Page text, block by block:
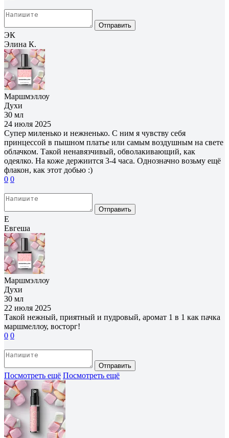
Отправить
ЭК
Элина К.
Маршмэллоу
Духи
30 мл
24 июля 2025
Супер миленько и нежненько. С ним я чувству себя
принцессой в пышном платье или самым воздушным на свете
облачком. Такой ненавязчивый, обволакивающий, как
одеялко. На коже держиится 3-4 часа. Однозначно возьму ещё
флакон, как этот добью :)
0 0
Отправить
Е
Евгеша
Маршмэллоу
Духи
30 мл
22 июля 2025
Такой нежный, приятный и пудровый, аромат 1 в 1 как пачка
маршмеллоу, восторг!
0 0
Отправить
Посмотреть ещё Посмотреть ещё